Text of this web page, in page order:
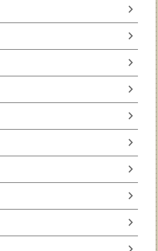
chevron_right
chevron_right
chevron_right
chevron_right
chevron_right
chevron_right
chevron_right
chevron_right
chevron_right